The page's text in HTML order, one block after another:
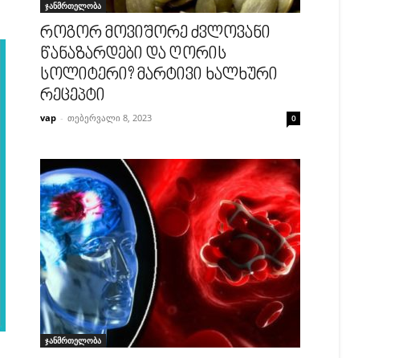
ჯანმრთელობა
როგორ მოვიშორე ძვლოვანი
წანაზარდები და ღორის
სოლიტერი? მარტივი ხალხური
რეცეპტი
vap - თებერვალი 8, 2023 0
ჯანმრთელობა